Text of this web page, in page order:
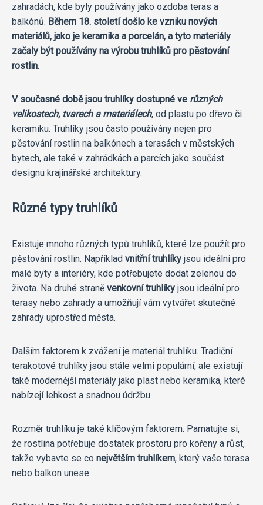
zahradách, kde byly používány jako ozdoba teras a
balkónů. Během 18. století došlo ke vzniku nových
materiálů, jako je keramika a porcelán, a tyto materiály
začaly být používány na výrobu truhlíků pro pěstování
rostlin.
V současné době jsou truhlíky dostupné ve různých
velikostech, tvarech a materiálech, od plastu po dřevo či
keramiku. Truhlíky jsou často používány nejen pro
pěstování rostlin na balkónech a terasách v městských
bytech, ale také v zahrádkách a parcích jako součást
designu krajinářské architektury.
Různé typy truhlíků
Existuje mnoho různých typů truhlíků, které lze použít pro
pěstování rostlin. Například vnitřní truhlíky jsou ideální pro
malé byty a interiéry, kde potřebujete dodat zelenou do
života. Na druhé straně venkovní truhlíky jsou ideální pro
terasy nebo zahrady a umožňují vám vytvářet skutečné
zahrady uprostřed města.
Dalším faktorem k zvážení je materiál truhlíku. Tradiční
terakotové truhlíky jsou stále velmi populární, ale existují
také modernější materiály jako plast nebo keramika, které
nabízejí lehkost a snadnou údržbu.
Rozměr truhlíku je také klíčovým faktorem. Pamatujte si,
že rostlina potřebuje dostatek prostoru pro kořeny a růst,
takže vybavte se co největším truhlíkem, který vaše terasa
nebo balkon unese.